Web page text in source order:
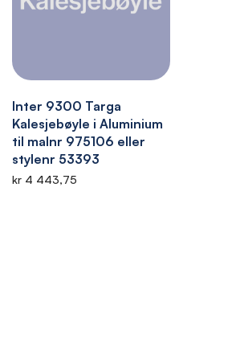
Inter 9300 Targa
Kalesjebøyle i Aluminium
til malnr 975106 eller
stylenr 53393
kr 4 443,75